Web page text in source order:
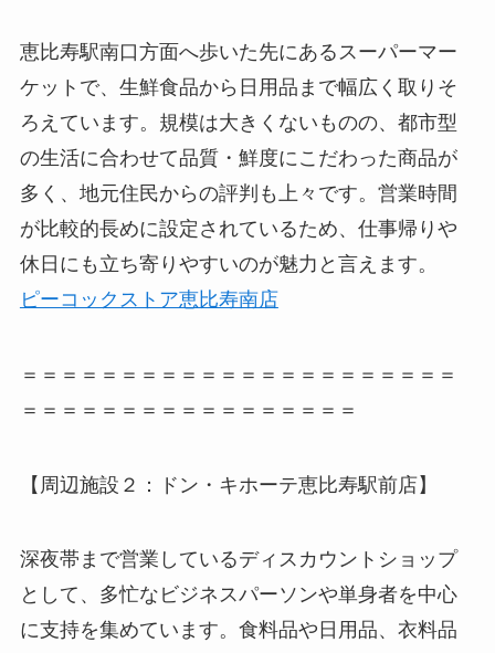
恵比寿駅南口方面へ歩いた先にあるスーパーマー
ケットで、生鮮食品から日用品まで幅広く取りそ
ろえています。規模は大きくないものの、都市型
の生活に合わせて品質・鮮度にこだわった商品が
多く、地元住民からの評判も上々です。営業時間
が比較的長めに設定されているため、仕事帰りや
休日にも立ち寄りやすいのが魅力と言えます。
ピーコックストア恵比寿南店
＝＝＝＝＝＝＝＝＝＝＝＝＝＝＝＝＝＝＝＝＝＝
＝＝＝＝＝＝＝＝＝＝＝＝＝＝＝＝＝
【周辺施設２：ドン・キホーテ恵比寿駅前店】
深夜帯まで営業しているディスカウントショップ
として、多忙なビジネスパーソンや単身者を中心
に支持を集めています。食料品や日用品、衣料品